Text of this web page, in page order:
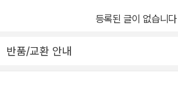
등록된 글이 없습니다
반품/교환 안내